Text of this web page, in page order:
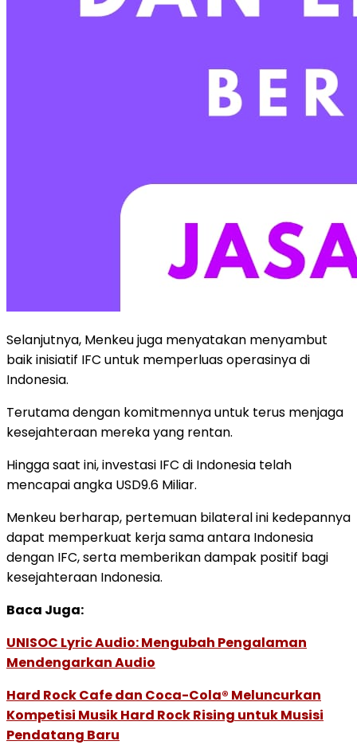
Selanjutnya, Menkeu juga menyatakan menyambut
baik inisiatif IFC untuk memperluas operasinya di
Indonesia.
Terutama dengan komitmennya untuk terus menjaga
kesejahteraan mereka yang rentan.
Hingga saat ini, investasi IFC di Indonesia telah
mencapai angka USD9.6 Miliar.
Menkeu berharap, pertemuan bilateral ini kedepannya
dapat memperkuat kerja sama antara Indonesia
dengan IFC, serta memberikan dampak positif bagi
kesejahteraan Indonesia.
Baca Juga:
UNISOC Lyric Audio: Mengubah Pengalaman
Mendengarkan Audio
Hard Rock Cafe dan Coca-Cola® Meluncurkan
Kompetisi Musik Hard Rock Rising untuk Musisi
Pendatang Baru